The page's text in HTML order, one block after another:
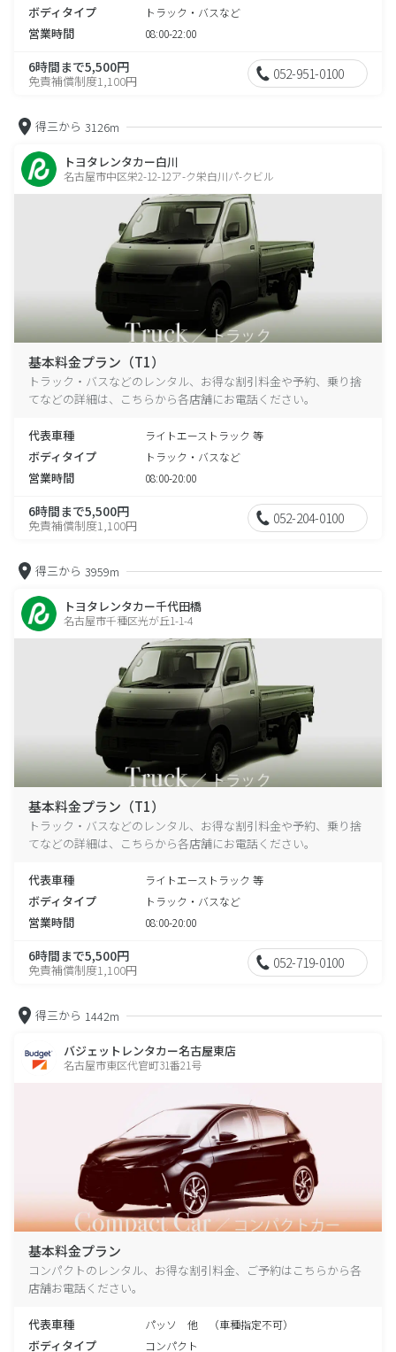
ボディタイプ トラック・バスなど
営業時間 08:00-22:00
6時間まで5,500円
免責補償制度1,100円 052-951-0100
得三から 3126m
トヨタレンタカー白川
名古屋市中区栄2-12-12ア-ク栄白川パ-クビル
基本料金プラン（T1）
トラック・バスなどのレンタル、お得な割引料金や予約、乗り捨
てなどの詳細は、こちらから各店舗にお電話ください。
代表車種 ライトエーストラック 等
ボディタイプ トラック・バスなど
営業時間 08:00-20:00
6時間まで5,500円
免責補償制度1,100円 052-204-0100
得三から 3959m
トヨタレンタカー千代田橋
名古屋市千種区光が丘1-1-4
基本料金プラン（T1）
トラック・バスなどのレンタル、お得な割引料金や予約、乗り捨
てなどの詳細は、こちらから各店舗にお電話ください。
代表車種 ライトエーストラック 等
ボディタイプ トラック・バスなど
営業時間 08:00-20:00
6時間まで5,500円
免責補償制度1,100円 052-719-0100
得三から 1442m
バジェットレンタカー名古屋東店
名古屋市東区代官町31番21号
基本料金プラン
コンパクトのレンタル、お得な割引料金、ご予約はこちらから各
店舗お電話ください。
代表車種 パッソ 他 （車種指定不可）
ボディタイプ コンパクト